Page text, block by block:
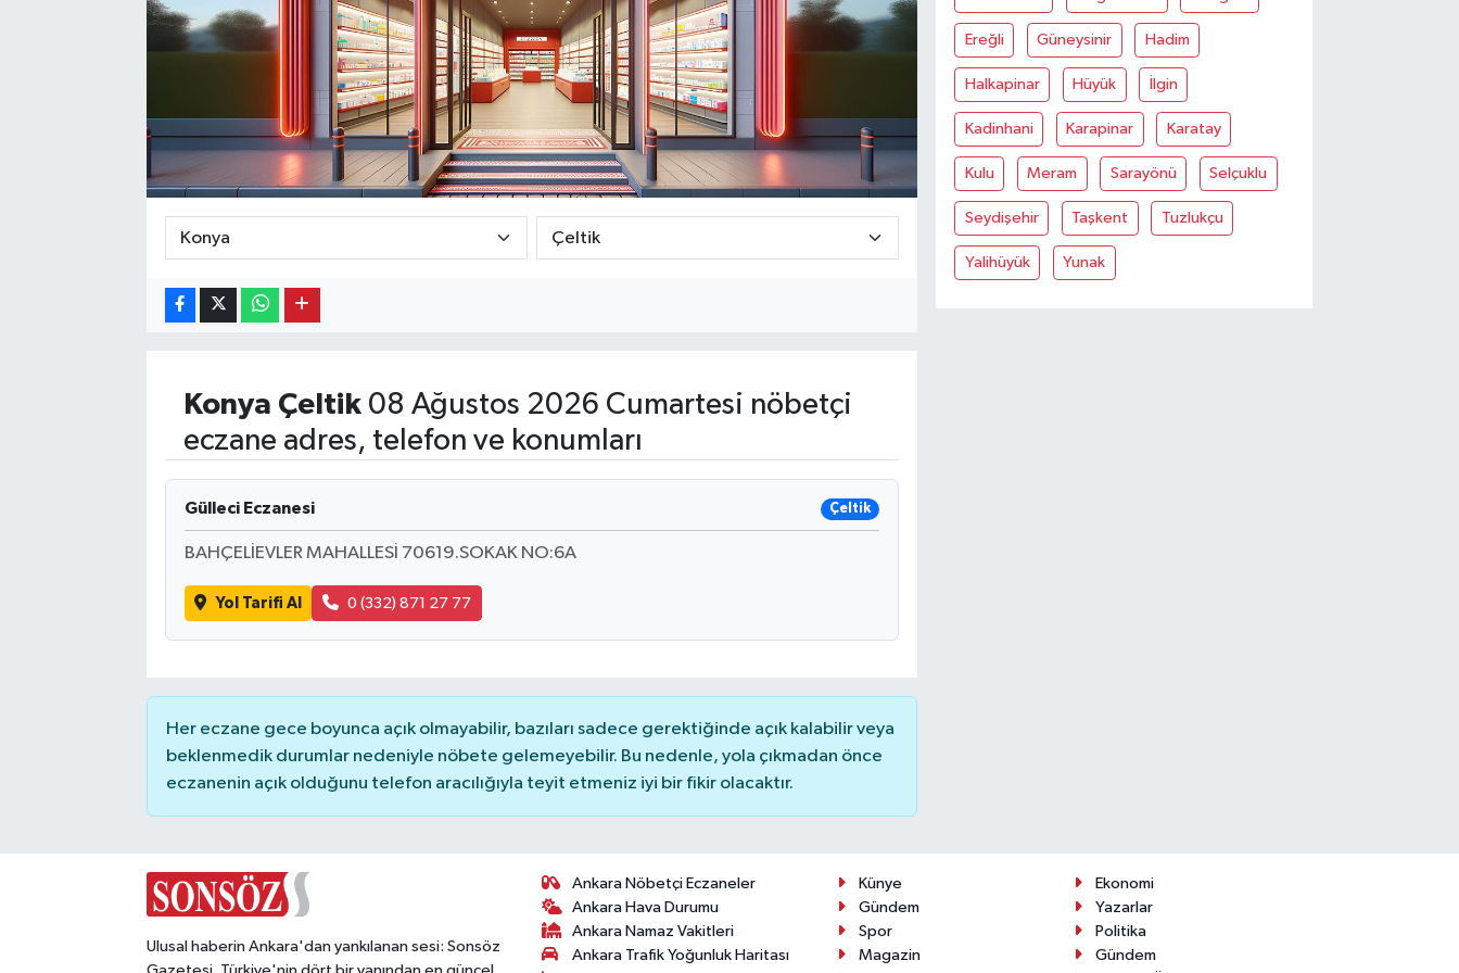
Konya Çeltik08 Ağustos 2026 Cumartesi nöbetçi
eczane adres, telefon ve konumları
Gülleci Eczanesi Çeltik
BAHÇELİEVLER MAHALLESİ 70619.SOKAK NO:6A
Yol Tarifi Al 0 (332) 871 27 77
Her eczane gece boyunca açık olmayabilir, bazıları sadece gerektiğinde açık kalabilir veya
beklenmedik durumlar nedeniyle nöbete gelemeyebilir. Bu nedenle, yola çıkmadan önce
eczanenin açık olduğunu telefon aracılığıyla teyit etmeniz iyi bir fikir olacaktır.
Ereğli Güneysinir Hadim
Halkapinar Hüyük İlgin
Kadinhani Karapinar Karatay
Kulu Meram Sarayönü Selçuklu
Seydişehir Taşkent Tuzlukçu
Yalihüyük Yunak
Ulusal haberin Ankara'dan yankılanan sesi: Sonsöz
Ankara Nöbetçi Eczaneler
Ankara Hava Durumu
Ankara Namaz Vakitleri
Ankara Trafik Yoğunluk Haritası
Künye
Ekonomi
Gündem
Yazarlar
Spor
Politika
Magazin
Gündem
Kültür & Sanat
Sokak Hayvanlarını Sahiplendirme
Sonsöz Özel